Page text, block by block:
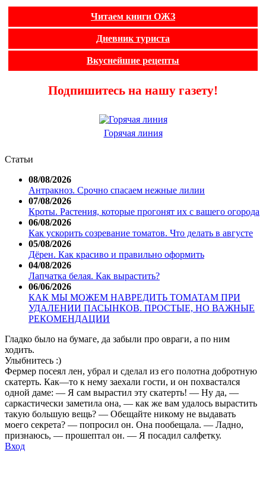
Читаем книги ОЖЗ
Дневник туриста
Вкуснейшие рецепты
Подпишитесь на нашу газету!
Горячая линия
Статьи
08/08/2026
Антракноз. Срочно спасаем нежные лилии
07/08/2026
Кроты. Растения, которые прогонят их с вашего огорода
06/08/2026
Как ускорить созревание томатов. Что делать в августе
05/08/2026
Дёрен. Как красиво и правильно оформить
04/08/2026
Лапчатка белая. Как вырастить?
06/06/2026
КАК МЫ МОЖЕМ НАВРЕДИТЬ ТОМАТАМ ПРИ
УДАЛЕНИИ ПАСЫНКОВ. ПРОСТЫЕ, НО ВАЖНЫЕ
РЕКОМЕНДАЦИИ
Гладко было на бумаге, да забыли про овраги, а по ним
ходить.
Улыбнитесь :)
Фермер посеял лен, убрал и сделал из его полотна добротную
скатерть. Как—то к нему заехали гости, и он похвастался
одной даме: — Я сам вырастил эту скатерть! — Ну да, —
саркастически заметила она, — как же вам удалось вырастить
такую большую вещь? — Обещайте никому не выдавать
моего секрета? — попросил он. Она пообещала. — Ладно,
признаюсь, — прошептал он. — Я посадил салфетку.
Вход